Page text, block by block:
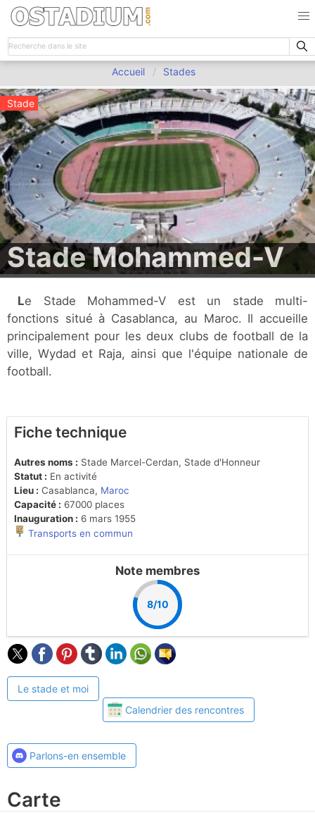
Accueil Stades
Stade
Stade Mohammed-V
Le Stade Mohammed-V est un stade multi-
fonctions situé à Casablanca, au Maroc. Il accueille
principalement pour les deux clubs de football de la
ville, Wydad et Raja, ainsi que l'équipe nationale de
football.
Fiche technique
Autres noms : Stade Marcel-Cerdan, Stade d'Honneur
Statut : En activité
Lieu : Casablanca, Maroc
Capacité : 67000 places
Inauguration : 6 mars 1955
Transports en commun
Note membres
8/10
Le stade et moi
Calendrier des rencontres
Parlons-en ensemble
Carte